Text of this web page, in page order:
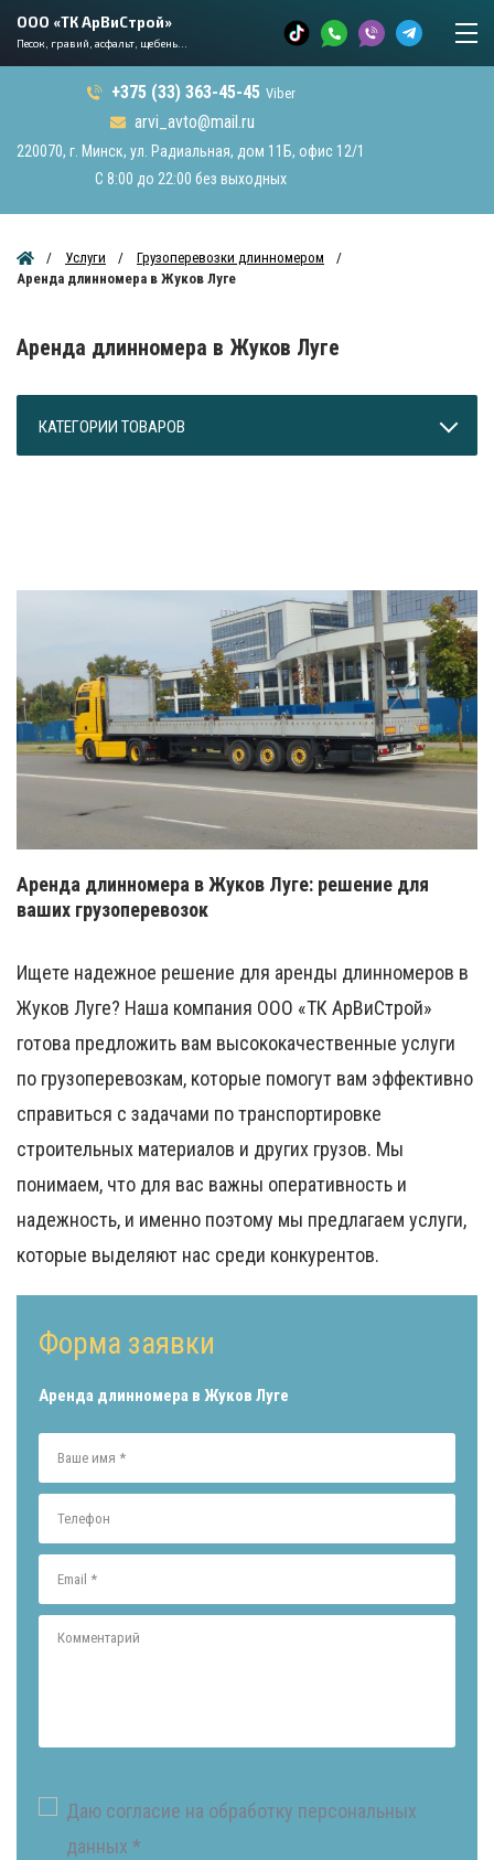
+375 (33) 363-45-45 Viber
arvi_avto@mail.ru
220070, г. Минск, ул. Радиальная, дом 11Б, офис 12/1
С 8:00 до 22:00 без выходных
ООО «ТК АрВиСтрой»
Песок, гравий, асфальт, щебень...
Услуги
Грузоперевозки длинномером
Аренда длинномера в Жуков Луге
Аренда длинномера в Жуков Луге
КАТЕГОРИИ ТОВАРОВ
Аренда длинномера в Жуков Луге: решение для
ваших грузоперевозок
Ищете надежное решение для аренды длинномеров в
Жуков Луге? Наша компания ООО «ТК АрВиСтрой»
готова предложить вам высококачественные услуги
по грузоперевозкам, которые помогут вам эффективно
справиться с задачами по транспортировке
строительных материалов и других грузов. Мы
понимаем, что для вас важны оперативность и
надежность, и именно поэтому мы предлагаем услуги,
которые выделяют нас среди конкурентов.
Форма заявки
Аренда длинномера в Жуков Луге
Даю согласие на обработку персональных
данных *